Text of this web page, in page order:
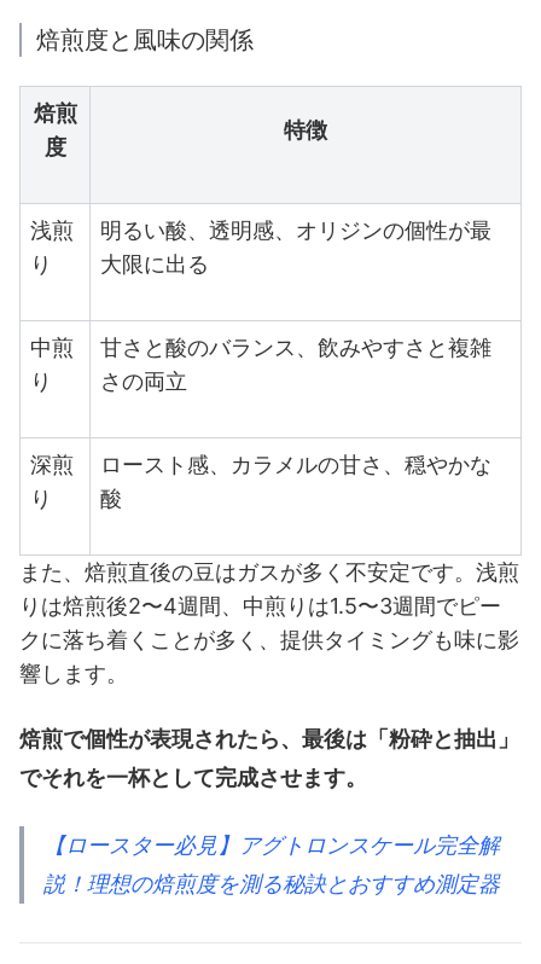
焙煎度と風味の関係
焙煎
度
特徴
浅煎
り
明るい酸、透明感、オリジンの個性が最
大限に出る
中煎
り
甘さと酸のバランス、飲みやすさと複雑
さの両立
深煎
り
ロースト感、カラメルの甘さ、穏やかな
酸
また、焙煎直後の豆はガスが多く不安定です。浅煎
りは焙煎後2〜4週間、中煎りは1.5〜3週間でピー
クに落ち着くことが多く、提供タイミングも味に影
響します。
焙煎で個性が表現されたら、最後は「粉砕と抽出」
でそれを一杯として完成させます。
【ロースター必見】アグトロンスケール完全解
説！理想の焙煎度を測る秘訣とおすすめ測定器